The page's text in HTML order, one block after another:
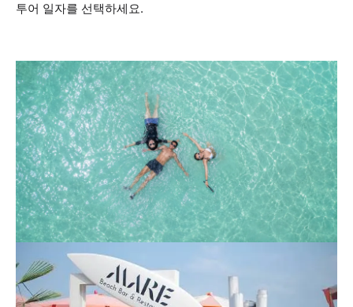
투어 일자를 선택하세요.